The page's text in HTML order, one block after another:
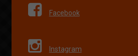
Facebook
Instagram